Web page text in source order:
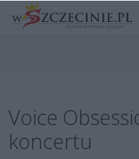
Voice
koncertu